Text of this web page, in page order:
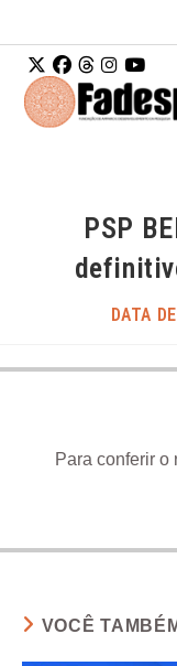
conteúdo
PSP
DATA
Para conferir o
VOCÊ